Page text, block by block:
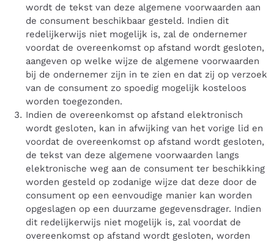
wordt de tekst van deze algemene voorwaarden aan
de consument beschikbaar gesteld. Indien dit
redelijkerwijs niet mogelijk is, zal de ondernemer
voordat de overeenkomst op afstand wordt gesloten,
aangeven op welke wijze de algemene voorwaarden
bij de ondernemer zijn in te zien en dat zij op verzoek
van de consument zo spoedig mogelijk kosteloos
worden toegezonden.
Indien de overeenkomst op afstand elektronisch
wordt gesloten, kan in afwijking van het vorige lid en
voordat de overeenkomst op afstand wordt gesloten,
de tekst van deze algemene voorwaarden langs
elektronische weg aan de consument ter beschikking
worden gesteld op zodanige wijze dat deze door de
consument op een eenvoudige manier kan worden
opgeslagen op een duurzame gegevensdrager. Indien
dit redelijkerwijs niet mogelijk is, zal voordat de
overeenkomst op afstand wordt gesloten, worden